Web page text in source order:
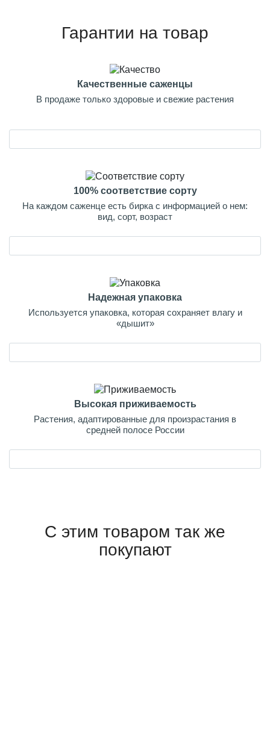
Гарантии на товар
Качественные саженцы
В продаже только здоровые и свежие растения
100% соответствие сорту
На каждом саженце есть бирка с информацией о нем:
вид, сорт, возраст
Надежная упаковка
Используется упаковка, которая сохраняет влагу и
«дышит»
Высокая приживаемость
Растения, адаптированные для произрастания в
средней полосе России
С этим товаром так же
покупают